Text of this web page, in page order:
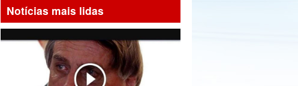
Notícias mais lidas